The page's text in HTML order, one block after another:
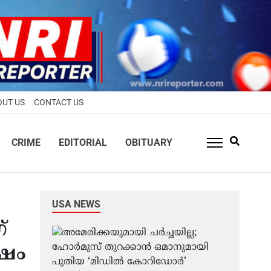
US CONTACT US
CRIME EDITORIAL OBITUARY
USA NEWS